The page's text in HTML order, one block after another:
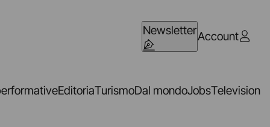
NewsletterAccount
EditoriaTurismoDal mondoJobsTelevision